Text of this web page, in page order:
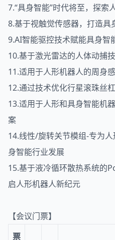
7.“具身智能”时代将至，探索
8.基于视触觉传感器，打造具
9.AI智能驱控技术赋能具身智
10.基于激光雷达的人体动捕
11.适用于人形机器人的周身
12.通过技术优化行星滚珠丝
13.适用于人形和具身智能机
案
14.线性/旋转关节模组-专为
身智能行业发展
15.基于液冷循环散热系统的
启人形机器人新纪元
【会议门票】
票